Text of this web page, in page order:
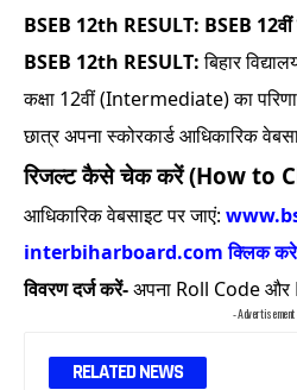
BSEB 12th RESULT: BSEB 12वीं
BSEB 12th RESULT:बिहार
कक्षा 12वीं (Intermediate) का
छात्र अपना स्कोरकार्ड आधिकारिक
रिजल्ट कैसे चेक करें (How to
आधिकारिक वेबसाइट पर जाएं:
interbiharboard.com क्लिक करे
विवरण दर्ज करें-अपना Roll Code
- Advertisement
RELATED NEWS